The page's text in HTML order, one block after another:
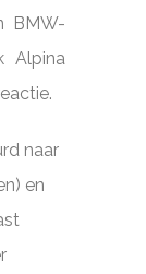
BMW-
Alpina
naar
en